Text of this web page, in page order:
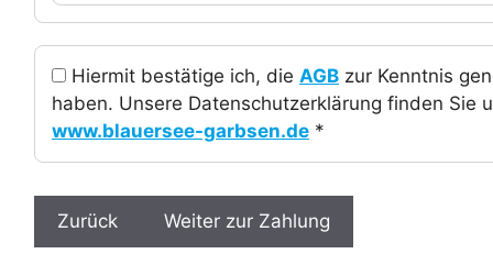
Hiermit bestätige ich, die AGB zur Kenntnis
haben. Unsere Datenschutzerklärung finden Sie
www.blauersee-garbsen.de *